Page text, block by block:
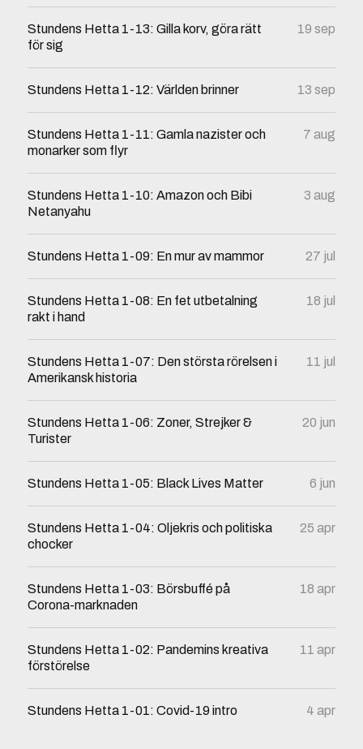
Stundens Hetta 1-13: Gilla korv, göra rätt
för sig
19 sep
Stundens Hetta 1-12: Världen brinner 13 sep
Stundens Hetta 1-11: Gamla nazister och
monarker som flyr
7 aug
Stundens Hetta 1-10: Amazon och Bibi
Netanyahu
3 aug
Stundens Hetta 1-09: En mur av mammor 27 jul
Stundens Hetta 1-08: En fet utbetalning
rakt i hand
18 jul
Stundens Hetta 1-07: Den största rörelsen i
Amerikansk historia
11 jul
Stundens Hetta 1-06: Zoner, Strejker &
Turister
20 jun
Stundens Hetta 1-05: Black Lives Matter 6 jun
Stundens Hetta 1-04: Oljekris och politiska
chocker
25 apr
Stundens Hetta 1-03: Börsbuffé på
Corona-marknaden
18 apr
Stundens Hetta 1-02: Pandemins kreativa
förstörelse
11 apr
Stundens Hetta 1-01: Covid-19 intro 4 apr